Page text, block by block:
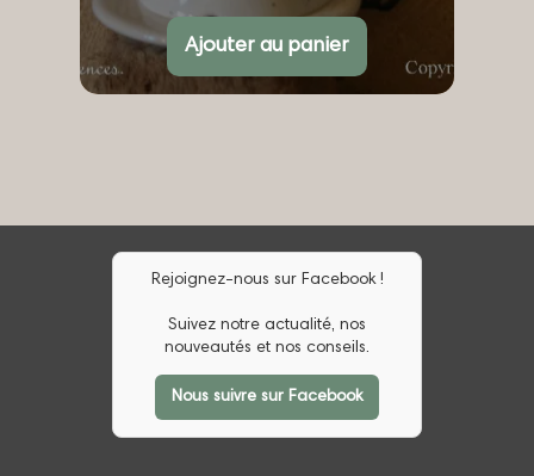
Ajouter au panier
Rejoignez-nous sur Facebook !
Suivez notre actualité, nos
nouveautés et nos conseils.
Nous suivre sur Facebook